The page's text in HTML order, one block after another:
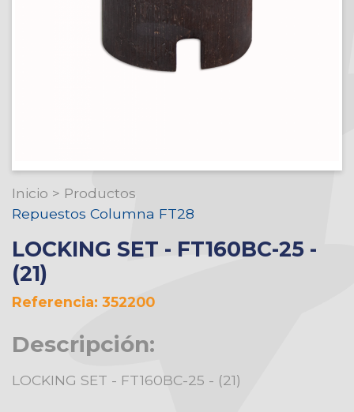
Inicio > Productos
Repuestos Columna FT28
LOCKING SET - FT160BC-25 -
(21)
Referencia: 352200
Descripción:
LOCKING SET - FT160BC-25 - (21)